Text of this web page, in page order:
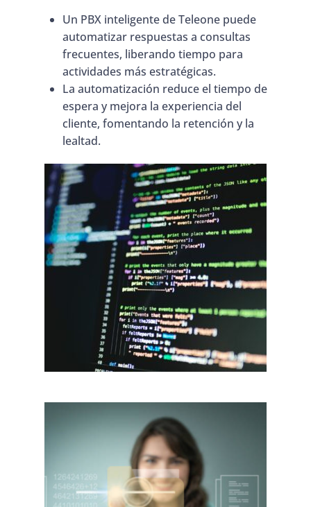
Un PBX inteligente de Teleone puede
automatizar respuestas a consultas
frecuentes, liberando tiempo para
actividades más estratégicas.
La automatización reduce el tiempo de
espera y mejora la experiencia del
cliente, fomentando la retención y la
lealtad.